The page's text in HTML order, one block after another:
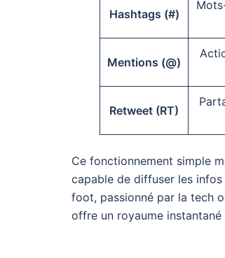
Hashtags (#)
Mentions (@)
Retweet (RT)
Ce fonctionnement simple
capable de diffuser les infos
foot, passionné par la tech
offre un royaume instantané